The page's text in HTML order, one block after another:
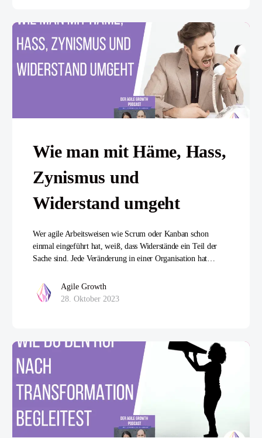
Wie man mit Häme, Hass,
Zynismus und
Widerstand umgeht
Wer agile Arbeitsweisen wie Scrum oder Kanban schon
einmal eingeführt hat, weiß, dass Widerstände ein Teil der
Sache sind. Jede Veränderung in einer Organisation hat…
Agile Growth
28. Oktober 2023